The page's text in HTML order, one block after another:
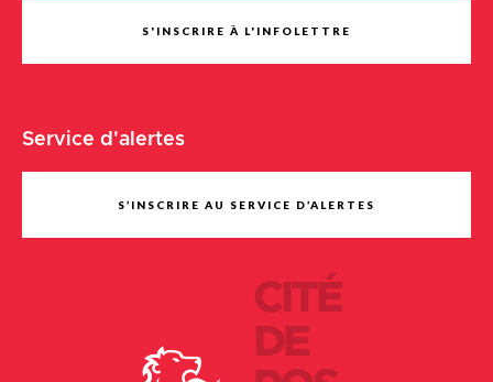
CITÉ
DE
S'INSCRIRE À L'INFOLETTRE
Service d'alertes
S’INSCRIRE AU SERVICE D’ALERTES